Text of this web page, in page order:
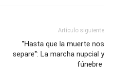
Artículo siguiente
"Hasta que la muerte nos
separe": La marcha nupcial y
fúnebre